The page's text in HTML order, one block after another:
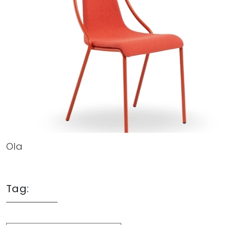
Ola
Tag: